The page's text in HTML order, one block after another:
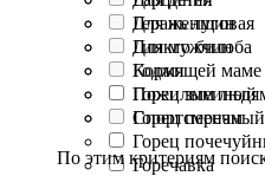
Герань луговая
Гинкго билоба
Годжи
Горец змеиный
Горец перечный
Горец
Горечавка
Для женщин
Для мужчин
Кормящей маме
Пожилым
Спортсменам
По этим критериям